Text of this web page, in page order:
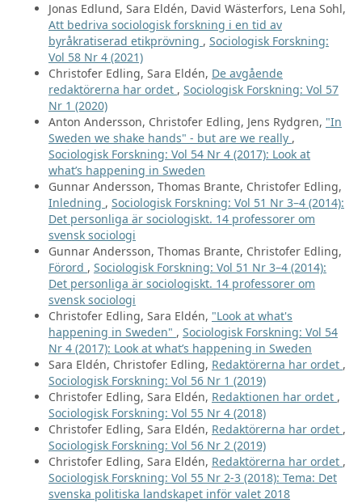
Jonas Edlund, Sara Eldén, David Wästerfors, Lena Sohl,
Att bedriva sociologisk forskning i en tid av
byråkratiserad etikprövning , Sociologisk Forskning:
Vol 58 Nr 4 (2021)
Christofer Edling, Sara Eldén, De avgående
redaktörerna har ordet , Sociologisk Forskning: Vol 57
Nr 1 (2020)
Anton Andersson, Christofer Edling, Jens Rydgren, "In
Sweden we shake hands" - but are we really ,
Sociologisk Forskning: Vol 54 Nr 4 (2017): Look at
what’s happening in Sweden
Gunnar Andersson, Thomas Brante, Christofer Edling,
Inledning , Sociologisk Forskning: Vol 51 Nr 3–4 (2014):
Det personliga är sociologiskt. 14 professorer om
svensk sociologi
Gunnar Andersson, Thomas Brante, Christofer Edling,
Förord , Sociologisk Forskning: Vol 51 Nr 3–4 (2014):
Det personliga är sociologiskt. 14 professorer om
svensk sociologi
Christofer Edling, Sara Eldén, "Look at what's
happening in Sweden" , Sociologisk Forskning: Vol 54
Nr 4 (2017): Look at what’s happening in Sweden
Sara Eldén, Christofer Edling, Redaktörerna har ordet ,
Sociologisk Forskning: Vol 56 Nr 1 (2019)
Christofer Edling, Sara Eldén, Redaktionen har ordet ,
Sociologisk Forskning: Vol 55 Nr 4 (2018)
Christofer Edling, Sara Eldén, Redaktörerna har ordet ,
Sociologisk Forskning: Vol 56 Nr 2 (2019)
Christofer Edling, Sara Eldén, Redaktörerna har ordet ,
Sociologisk Forskning: Vol 55 Nr 2-3 (2018): Tema: Det
svenska politiska landskapet inför valet 2018